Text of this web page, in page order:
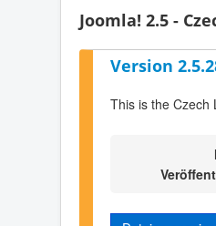
Joomla! 2.5 -
Version
This is the Czech